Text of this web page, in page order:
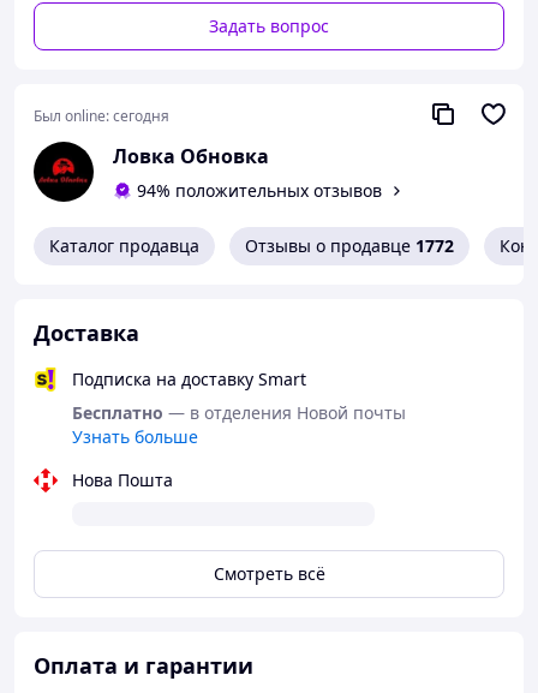
Задать вопрос
Был online:сегодня
Ловка Обновка
94% положительных отзывов
Каталог продавца Отзывы о продавце 1772
Доставка
Подписка на доставку Smart
Бесплатно — в отделения Новой почты
Узнать больше
Нова Пошта
Смотреть всё
Оплата и гарантии